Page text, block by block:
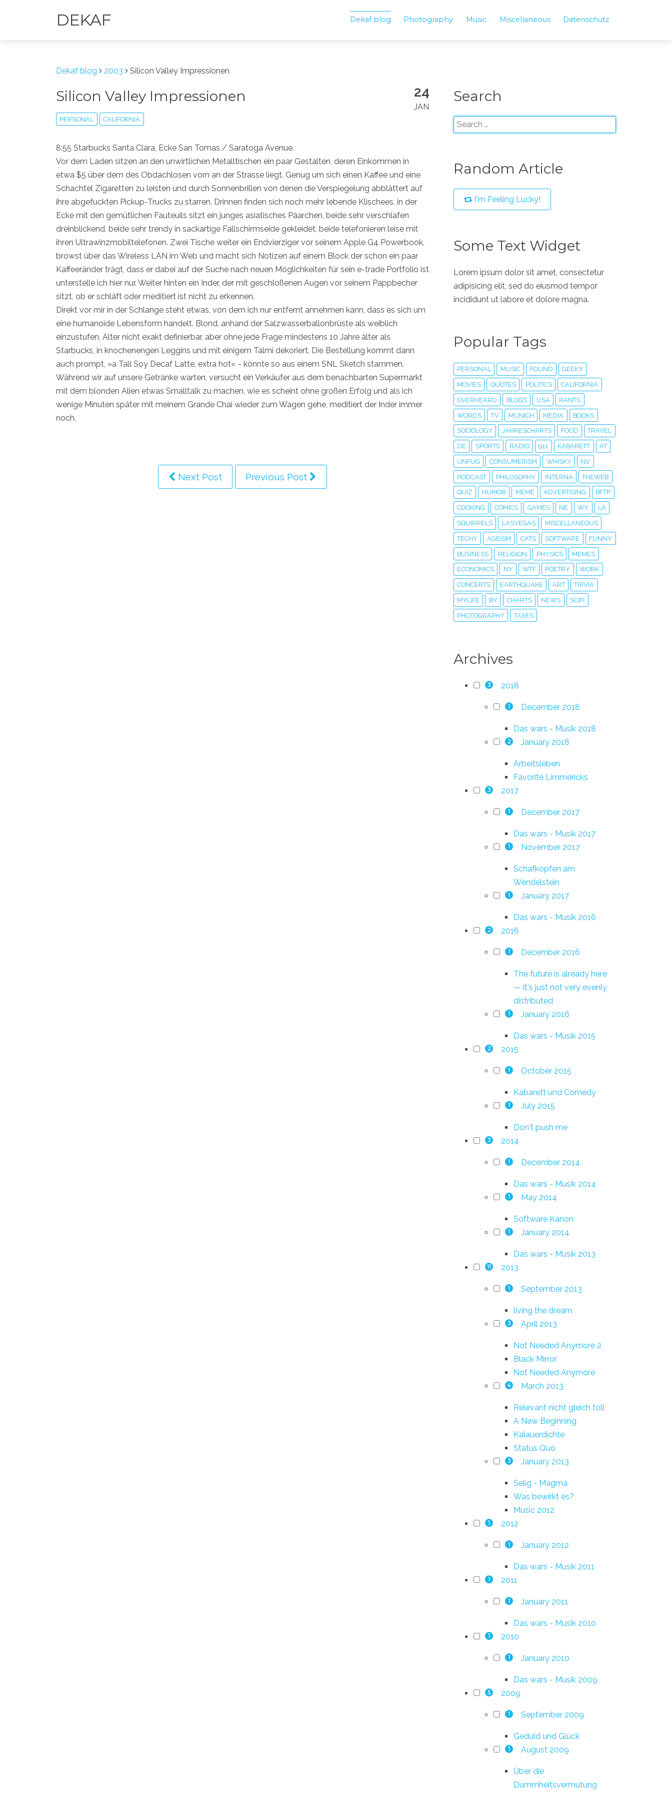
DEKAF Dekaf blog Photography Music Miscellaneous Datenschutz
Dekaf blog 2003 Silicon Valley Impressionen
24
JAN
Silicon Valley Impressionen
PERSONAL CALIFORNIA
8:55 Starbucks Santa Clara, Ecke San Tomas / Saratoga Avenue.
Vor dem Laden sitzen an den unwirtlichen Metalltischen ein paar Gestalten, deren Einkommen in
etwa $5 über dem des Obdachlosen vorn an der Strasse liegt. Genug um sich einen Kaffee und eine
Schachtel Zigaretten zu leisten und durch Sonnenbrillen von denen die Verspiegelung abblättert auf
ihre abgefuckten Pickup-Trucks zu starren. Drinnen finden sich noch mehr lebende Klischees, in der
Ecke mit den gemütlichen Fauteuils sitzt ein junges asiatisches Päarchen, beide sehr verschlafen
dreinblickend, beide sehr trendy in sackartige Fallschirmseide gekleidet, beide telefonieren leise mit
ihren Ultrawinzmobiltelefonen. Zwei Tische weiter ein Endvierziger vor seinem Apple G4 Powerbook,
browst über das Wireless LAN im Web und macht sich Notizen auf einem Block der schon ein paar
Kaffeeränder trägt, dass er dabei auf der Suche nach neuen Möglichkeiten für sein e-trade Portfolio ist
unterstelle ich hier nur. Weiter hinten ein Inder, der mit geschloßenen Augen vor seinem Pappbecher
sitzt, ob er schläft oder meditiert ist nicht zu erkennen.
Direkt vor mir in der Schlange steht etwas, von dem ich nur entfernt annehmen kann, dass es sich um
eine humanoide Lebensform handelt. Blond, anhand der Salzwasserballonbrüste als weiblich
einzustufen, Alter nicht exakt definierbar, aber ohne jede Frage mindestens 10 Jahre älter als
Starbucks, in knochenengen Leggins und mit einigem Talmi dekoriert. Die Bestellung kommt dann
auch prompt, »a Tall Soy Decaf Latte, extra hot« - könnte so aus einem SNL Sketch stammen.
Während wir auf unsere Getränke warten, versucht ein Verkäufer aus dem benachbarten Supermarkt
mit dem blonden Alien etwas Smalltalk zu machen, wie es scheint ohne großen Erfolg und als ich
wenige Minuten später mit meinem Grande Chai wieder zum Wagen gehe, meditiert der Inder immer
noch.
Next Post Previous Post
Search
Random Article
I'm Feeling Lucky!
Some Text Widget
Lorem ipsum dolor sit amet, consectetur
adipisicing elit, sed do eiusmod tempor
incididunt ut labore et dolore magna.
Popular Tags
PERSONAL MUSIC FOUND GEEKY
MOVIES QUOTES POLITICS CALIFORNIA
OVERHEARD BLOGS USA RANTS
WORDS TV MUNICH MEDIA BOOKS
SOCIOLOGY JAHRESCHARTS FOOD TRAVEL
DE SPORTS RADIO 911 KABARETT AT
UNFUG CONSUMERISM WHISKY NV
PODCAST PHILOSOPHY INTERNA THEWEB
QUIZ HUMOR MEME ADVERTISING BFTP
COOKING COMICS GAMES NE WY LA
SQUIRRELS LASVEGAS MISCELLANEOUS
TECHY AGEISM CATS SOFTWARE FUNNY
BUSINESS RELIGION PHYSICS MEMES
ECONOMICS NY WTF POETRY WORK
CONCERTS EARTHQUAKE ART TRIVIA
MYLIFE BY CHARTS NEWS SCIFI
PHOTOGRAPHY TAXES
Archives
3 2018
1 December 2018
Das wars - Musik 2018
2 January 2018
Arbeitsleben
Favorite Limmericks
3 2017
1 December 2017
Das wars - Musik 2017
1 November 2017
Schafkopfen am
Wendelstein
1 January 2017
Das wars - Musik 2016
2 2016
1 December 2016
The future is already here
— it's just not very evenly
distributed
1 January 2016
Das wars - Musik 2015
2 2015
1 October 2015
Kabarett und Comedy
1 July 2015
Don't push me
3 2014
1 December 2014
Das wars - Musik 2014
1 May 2014
Software Kanon
1 January 2014
Das wars - Musik 2013
11 2013
1 September 2013
living the dream
3 April 2013
Not Needed Anymore 2
Black Mirror
Not Needed Anymore
4 March 2013
Relevant nicht gleich toll
A New Beginning
Kalauerdichte
Status Quo
3 January 2013
Selig - Magma
Was bewirkt es?
Music 2012
1 2012
1 January 2012
Das wars - Musik 2011
1 2011
1 January 2011
Das wars - Musik 2010
1 2010
1 January 2010
Das wars - Musik 2009
5 2009
1 September 2009
Geduld und Glück
1 August 2009
Über die
Dummheitsvermutung